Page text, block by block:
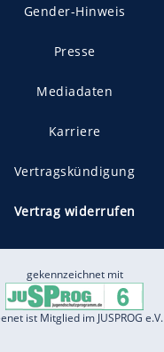
Gender-Hinweis
Presse
Mediadaten
Karriere
Vertragskündigung
Vertrag widerrufen
gekennzeichnet mit
ist Mitglied im JUSPROG e.V.